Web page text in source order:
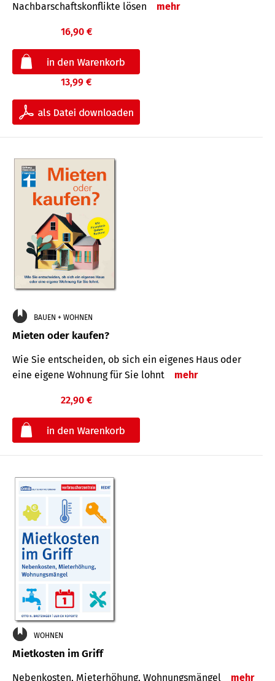
Nach­bar­schafts­konflikte lösen mehr
16,90 €
13,99 €
BAUEN + WOHNEN
Mieten oder kaufen?
Wie Sie entscheiden, ob sich ein eigenes Haus oder
eine eigene Wohnung für Sie lohnt
mehr
22,90 €
WOHNEN
Mietkosten im Griff
Nebenkosten, Mieterhöhung, Wohnungsmängel mehr